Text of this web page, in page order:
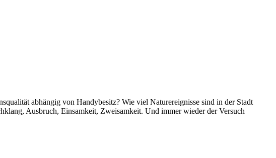
abhängig von Handybesitz? Wie viel Naturereignisse sind in der Stadt
Ausbruch, Einsamkeit, Zweisamkeit. Und immer wieder der Versuch